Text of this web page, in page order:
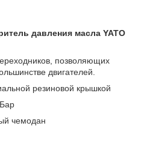
давления масла YATO
позволяющих
двигателей.
резиновой крышкой
чемодан